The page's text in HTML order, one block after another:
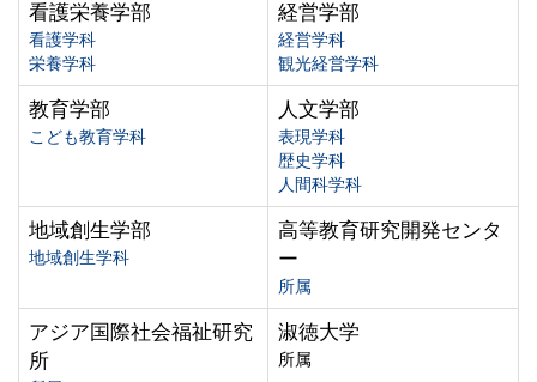
看護栄養学部
看護学科
栄養学科
経営学部
経営学科
観光経営学科
教育学部
こども教育学科
人文学部
表現学科
歴史学科
人間科学科
地域創生学部
地域創生学科
高等教育研究開発センタ
ー
所属
アジア国際社会福祉研究
所
淑徳大学
所属